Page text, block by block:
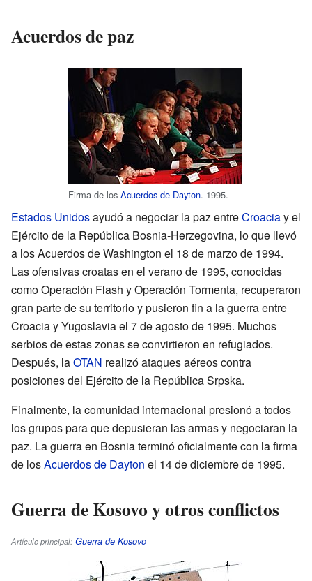
Acuerdos de paz
Firma de los Acuerdos de Dayton. 1995.
Estados Unidosayudó a negociar la paz entreCroaciay el
Ejército de la República Bosnia-Herzegovina, lo que llevó
a los Acuerdos de Washington el 18 de marzo de 1994.
Las ofensivas croatas en el verano de 1995, conocidas
como Operación Flash y Operación Tormenta, recuperaron
gran parte de su territorio y pusieron fin a la guerra entre
Croacia y Yugoslavia el 7 de agosto de 1995. Muchos
serbios de estas zonas se convirtieron en refugiados.
Después, laOTAN realizó ataques aéreos contra
posiciones del Ejército de la República Srpska.
Finalmente, la comunidad internacional presionó a todos
los grupos para que depusieran las armas y negociaran la
paz. La guerra en Bosnia terminó oficialmente con la firma
de losAcuerdos de Dayton el 14 de diciembre de 1995.
Guerra de Kosovo y otros conflictos
Artículo principal: Guerra de Kosovo